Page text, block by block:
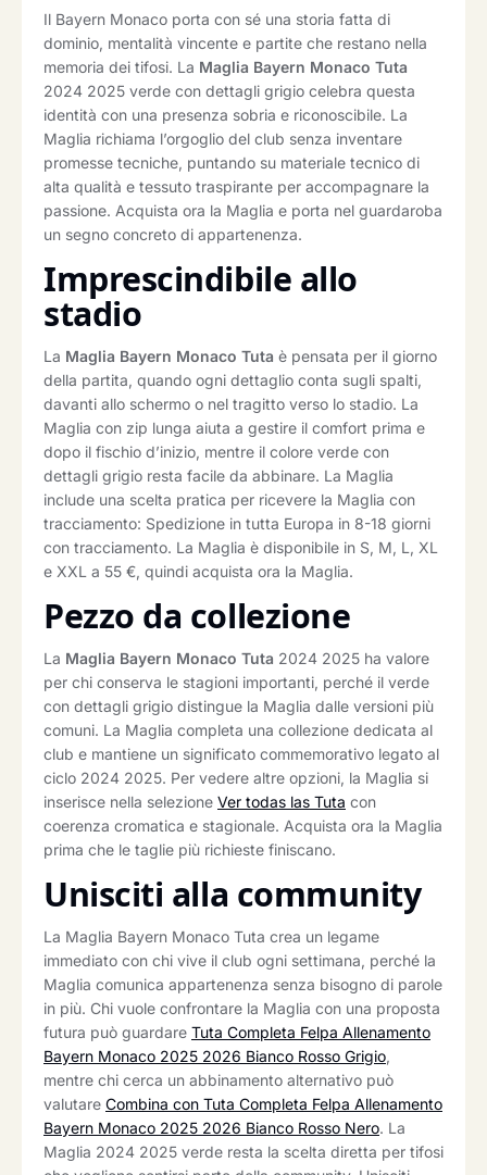
Il Bayern Monaco porta con sé una storia fatta di
dominio, mentalità vincente e partite che restano nella
memoria dei tifosi. La Maglia Bayern Monaco Tuta
2024 2025 verde con dettagli grigio celebra questa
identità con una presenza sobria e riconoscibile. La
Maglia richiama l’orgoglio del club senza inventare
promesse tecniche, puntando su materiale tecnico di
alta qualità e tessuto traspirante per accompagnare la
passione. Acquista ora la Maglia e porta nel guardaroba
un segno concreto di appartenenza.
Imprescindibile allo
stadio
La Maglia Bayern Monaco Tuta è pensata per il giorno
della partita, quando ogni dettaglio conta sugli spalti,
davanti allo schermo o nel tragitto verso lo stadio. La
Maglia con zip lunga aiuta a gestire il comfort prima e
dopo il fischio d’inizio, mentre il colore verde con
dettagli grigio resta facile da abbinare. La Maglia
include una scelta pratica per ricevere la Maglia con
tracciamento: Spedizione in tutta Europa in 8-18 giorni
con tracciamento. La Maglia è disponibile in S, M, L, XL
e XXL a 55 €, quindi acquista ora la Maglia.
Pezzo da collezione
La Maglia Bayern Monaco Tuta 2024 2025 ha valore
per chi conserva le stagioni importanti, perché il verde
con dettagli grigio distingue la Maglia dalle versioni più
comuni. La Maglia completa una collezione dedicata al
club e mantiene un significato commemorativo legato al
ciclo 2024 2025. Per vedere altre opzioni, la Maglia si
inserisce nella selezione Ver todas las Tuta con
coerenza cromatica e stagionale. Acquista ora la Maglia
prima che le taglie più richieste finiscano.
Unisciti alla community
La Maglia Bayern Monaco Tuta crea un legame
immediato con chi vive il club ogni settimana, perché la
Maglia comunica appartenenza senza bisogno di parole
in più. Chi vuole confrontare la Maglia con una proposta
futura può guardare Tuta Completa Felpa Allenamento
Bayern Monaco 2025 2026 Bianco Rosso Grigio,
mentre chi cerca un abbinamento alternativo può
valutare Combina con Tuta Completa Felpa Allenamento
Bayern Monaco 2025 2026 Bianco Rosso Nero. La
Maglia 2024 2025 verde resta la scelta diretta per tifosi